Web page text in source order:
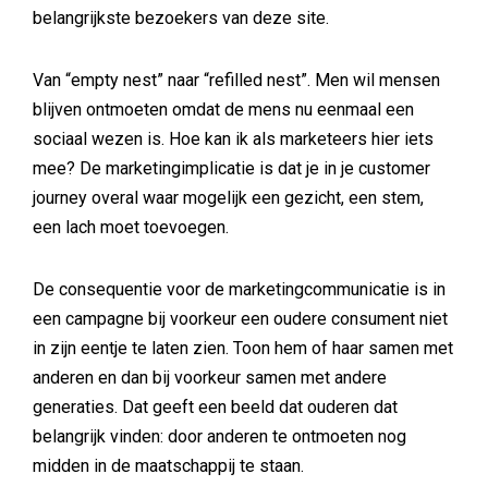
belangrijkste bezoekers van deze site.
Van “empty nest” naar “refilled nest”. Men wil mensen
blijven ontmoeten omdat de mens nu eenmaal een
sociaal wezen is. Hoe kan ik als marketeers hier iets
mee? De marketingimplicatie is dat je in je customer
journey overal waar mogelijk een gezicht, een stem,
een lach moet toevoegen.
De consequentie voor de marketingcommunicatie is in
een campagne bij voorkeur een oudere consument niet
in zijn eentje te laten zien. Toon hem of haar samen met
anderen en dan bij voorkeur samen met andere
generaties. Dat geeft een beeld dat ouderen dat
belangrijk vinden: door anderen te ontmoeten nog
midden in de maatschappij te staan.